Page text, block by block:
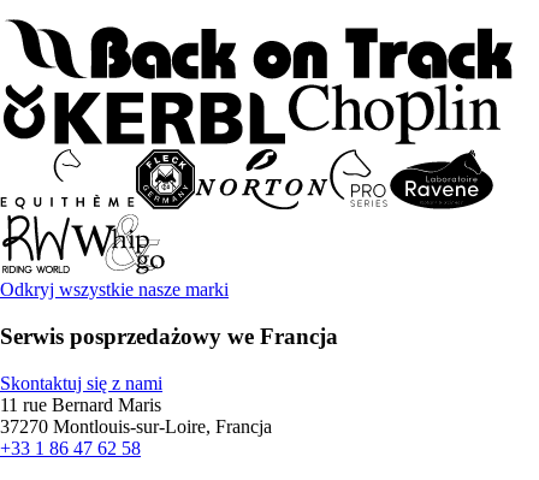
Odkryj wszystkie nasze marki
Serwis posprzedażowy we Francja
Skontaktuj się z nami
11 rue Bernard Maris
37270 Montlouis-sur-Loire, Francja
+33 1 86 47 62 58